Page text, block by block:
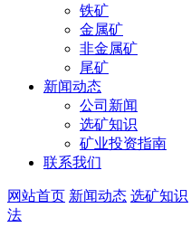
铁矿
金属矿
非金属矿
尾矿
新闻动态
公司新闻
选矿知识
矿业投资指南
联系我们
网站首页 新闻动态 选矿知识
法